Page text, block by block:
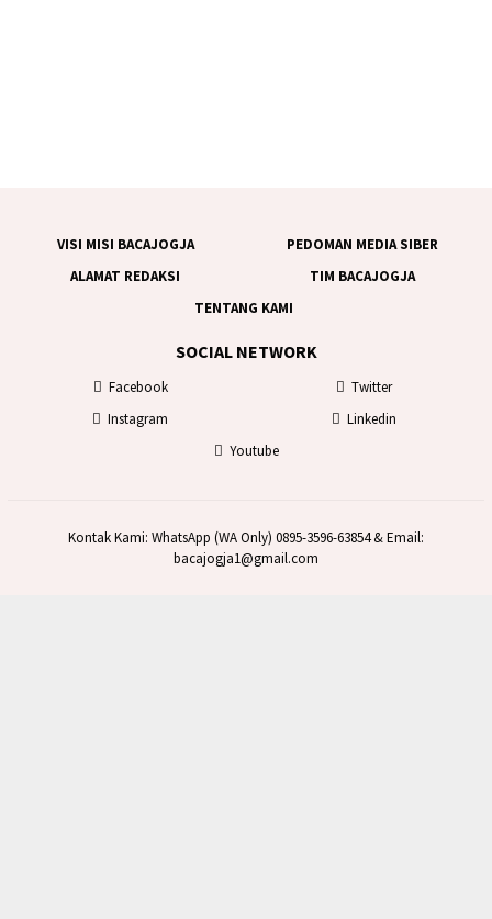
VISI MISI BACAJOGJA
PEDOMAN MEDIA SIBER
ALAMAT REDAKSI
TIM BACAJOGJA
TENTANG KAMI
SOCIAL NETWORK
Facebook
Twitter
Instagram
Linkedin
Youtube
Kontak Kami: WhatsApp (WA Only) 0895-3596-63854 & Email:
bacajogja1@gmail.com